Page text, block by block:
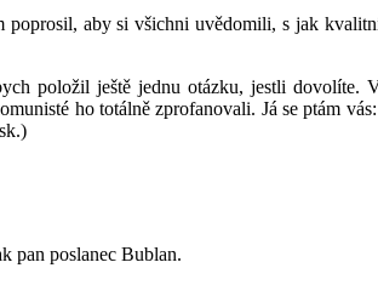
poprosil, aby si všichni uvědomili, s jak
položil ještě jednu otázku, jestli dovolíte.
ho totálně zprofanovali. Já se ptám
pan poslanec Bublan.